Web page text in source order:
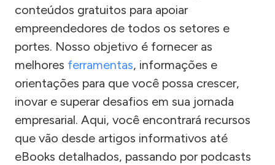
conteúdos gratuitos para apoiar
empreendedores de todos os setores e
portes. Nosso objetivo é fornecer as
melhores ferramentas, informações e
orientações para que você possa crescer,
inovar e superar desafios em sua jornada
empresarial. Aqui, você encontrará recursos
que vão desde artigos informativos até
eBooks detalhados, passando por podcasts